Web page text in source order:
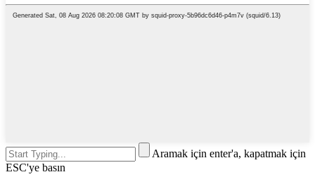
Aramak için enter'a, kapatmak için
ESC'ye basın